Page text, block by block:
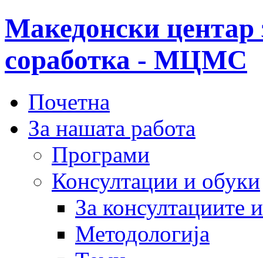
Македонски центар
соработка - МЦМС
Почетна
За нашата работа
Програми
Консултации и обуки
За консултациите
Методологија